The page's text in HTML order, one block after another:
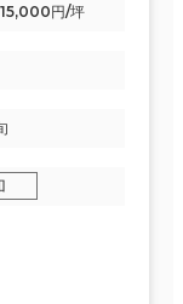
円/坪